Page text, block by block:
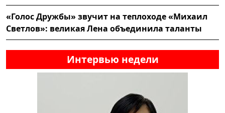
«Голос Дружбы» звучит на теплоходе «Михаил
Светлов»: великая Лена объединила таланты
Интервью недели